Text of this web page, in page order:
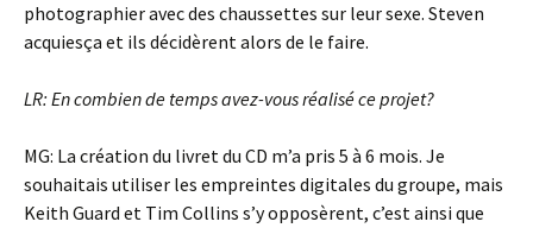
photographier avec des chaussettes sur leur sexe. Steven
acquiesça et ils décidèrent alors de le faire.
LR: En combien de temps avez-vous réalisé ce projet?
MG: La création du livret du CD m’a pris 5 à 6 mois. Je
souhaitais utiliser les empreintes digitales du groupe, mais
Keith Guard et Tim Collins s’y opposèrent, c’est ainsi que